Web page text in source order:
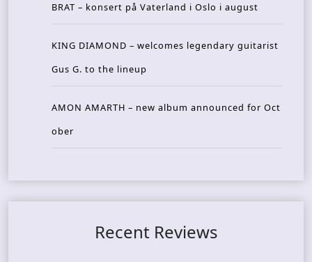
BRAT – konsert på Vaterland i Oslo i august
KING DIAMOND – welcomes legendary guitarist
Gus G. to the lineup
AMON AMARTH – new album announced for Oct
ober
Recent Reviews